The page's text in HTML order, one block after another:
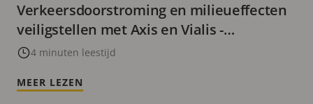
Verkeersdoorstroming en milieueffecten
veiligstellen met Axis en Vialis -
Gemeente Almere
4 minuten leestijd
MEER LEZEN